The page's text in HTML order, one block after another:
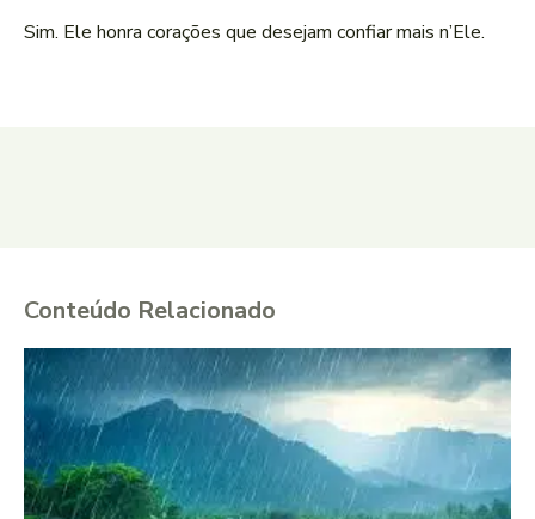
Sim. Ele honra corações que desejam confiar mais n’Ele.
Conteúdo Relacionado